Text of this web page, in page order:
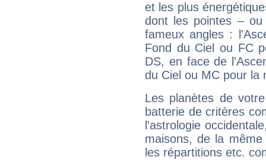
et les plus
dont les pointes –
fameux angles :
Fond du Ciel ou FC
DS, en face de
du Ciel ou MC pour la
Les planètes de
batterie de critères
l'astrologie
maisons, de la
les répartitions etc.